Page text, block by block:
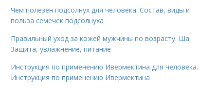
Чем полезен подсолнух для человека. Состав, виды и
польза семечек подсолнуха
Правильный уход за кожей мужчины по возрасту. Ша.
Защита, увлажнение, питание
Инструкция по применению Ивермектина для человека.
Инструкция по применению Ивермектина